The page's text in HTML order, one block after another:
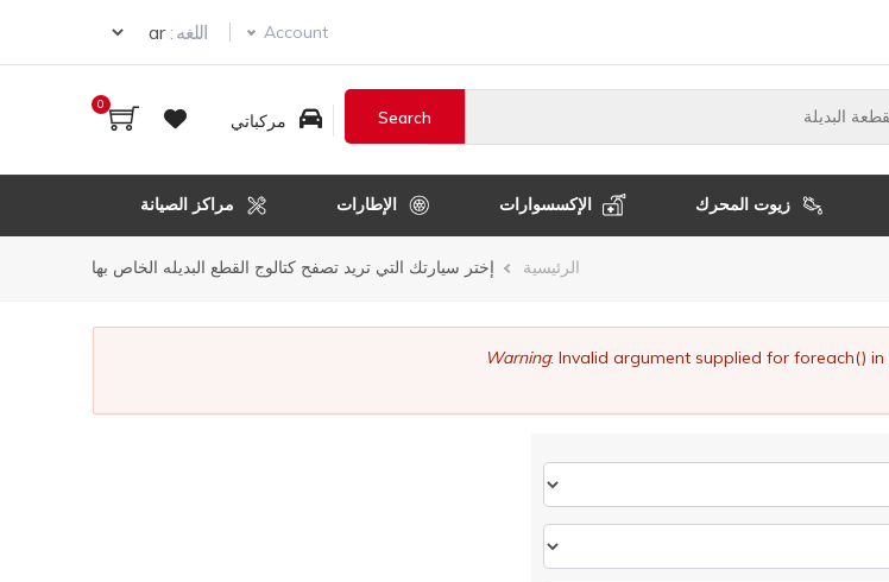
Account اللغه :
مركباتي
0
زيوت المحرك الإكسسوارات الإطارات مراكز الصيانة
مسار
التنقل
الرئيسية إختر سيارتك التي تريد تصفح كتالوج القطع البديله الخاص بها
Warning: Invalid argument supplied for foreach() in